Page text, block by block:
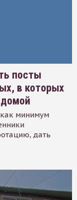
посты
в которых
как минимум
дать